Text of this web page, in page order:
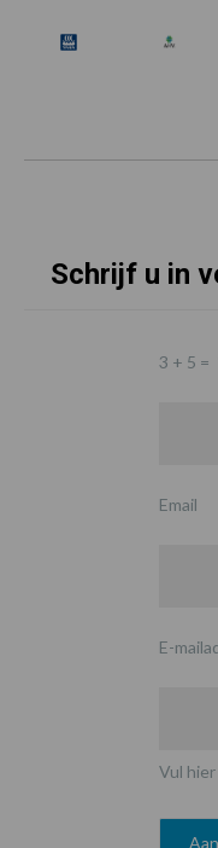
Schrijf u in
3 + 5 =
Email
E-
Vul